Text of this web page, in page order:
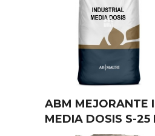
ABM MEJORANTE
MEDIA DOSIS S-25